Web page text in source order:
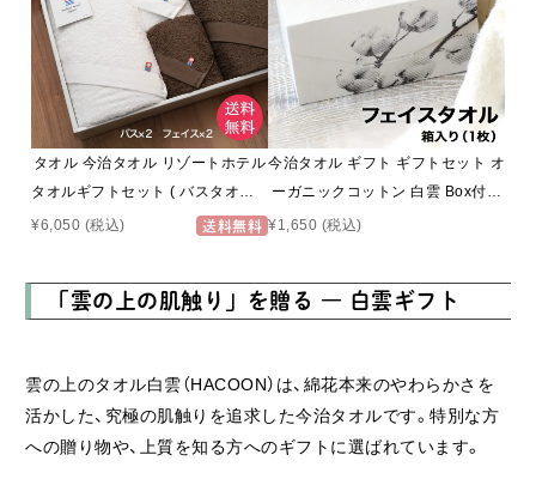
伸縮タイプ お中元 プレゼント
タオル 今治タオル リゾートホテル
タオルギフトセット ( バスタオル 2
枚+ フェイスタオル 2枚 ホワイト
お祝い お返し 内祝い 出産祝い 結
¥6,050 (税込) 送料無料
今治タオル ギフト ギフトセット オ
ーガニックコットン 白雲 Box付き
フェイス タオル (1枚入り 箱入れ
日本製 【 HACOON 公式通販 在庫
¥1,650 (税込)
「雲の上の肌触り」を贈る ― 白雲ギフト
雲の上のタオル白雲（HACOON）は、綿花本来のやわらかさを
活かした、究極の肌触りを追求した今治タオルです。特別な方
への贈り物や、上質を知る方へのギフトに選ばれています。